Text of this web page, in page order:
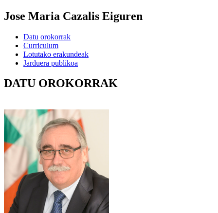
Jose Maria Cazalis Eiguren
Datu orokorrak
Curriculum
Lotutako erakundeak
Jarduera publikoa
DATU OROKORRAK